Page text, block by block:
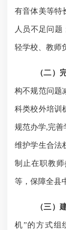
有音体美等特
人员不足问题
轻学校、教师
（二）
构不规范问题
科类校外培训
规范办学,完善
维护学生合法
制止在职教
等，保障全县
（三）
机”的方式组